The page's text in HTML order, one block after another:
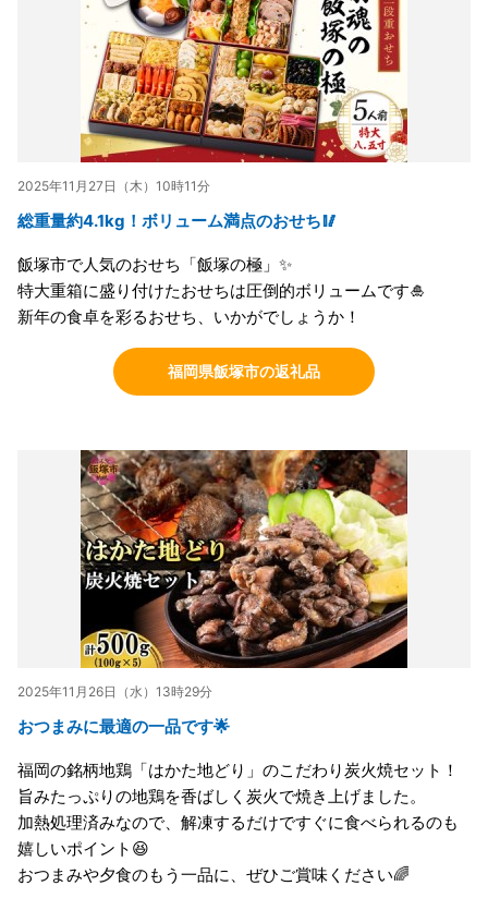
2025年11月27日（木）10時11分
総重量約4.1kg！ボリューム満点のおせち🥢
飯塚市で人気のおせち「飯塚の極」✨
特大重箱に盛り付けたおせちは圧倒的ボリュームです🎍
新年の食卓を彩るおせち、いかがでしょうか！
福岡県飯塚市の返礼品
2025年11月26日（水）13時29分
おつまみに最適の一品です🌟
福岡の銘柄地鶏「はかた地どり」のこだわり炭火焼セット！
旨みたっぷりの地鶏を香ばしく炭火で焼き上げました。
加熱処理済みなので、解凍するだけですぐに食べられるのも
嬉しいポイント😆
おつまみや夕食のもう一品に、ぜひご賞味ください🌈